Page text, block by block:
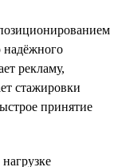
надёжного
рекламу,
стажировки
принятие